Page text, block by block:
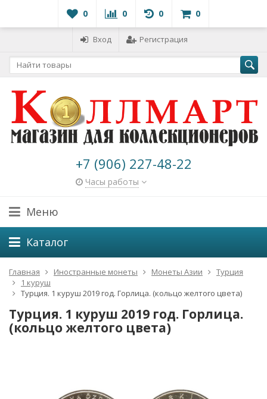
0 0 0 0
Вход Регистрация
+7 (906) 227-48-22
Часы работы
Меню
Каталог
Главная Иностранные монеты Монеты Азии
Турция
1 куруш
Турция. 1 куруш 2019 год. Горлица. (кольцо желтого цвета)
Турция. 1 куруш 2019 год. Горлица.
(кольцо желтого цвета)